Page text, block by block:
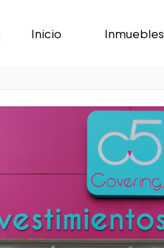
Inicio Inmuebles